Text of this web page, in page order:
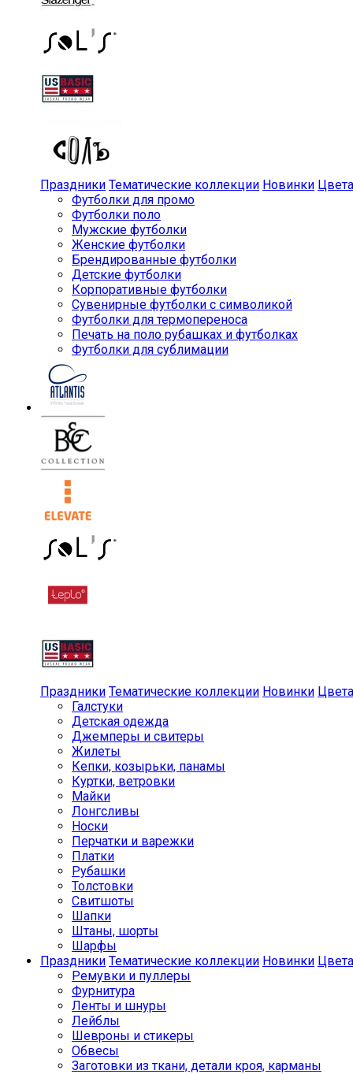
Праздники Тематические коллекции Новинки Цвета
Футболки для промо
Футболки поло
Мужские футболки
Женские футболки
Брендированные футболки
Детские футболки
Корпоративные футболки
Сувенирные футболки с символикой
Футболки для термопереноса
Печать на поло рубашках и футболках
Футболки для сублимации
Праздники Тематические коллекции Новинки Цвета
Галстуки
Детская одежда
Джемперы и свитеры
Жилеты
Кепки, козырьки, панамы
Куртки, ветровки
Майки
Лонгсливы
Носки
Перчатки и варежки
Платки
Рубашки
Толстовки
Свитшоты
Шапки
Штаны, шорты
Шарфы
Праздники Тематические коллекции Новинки Цвета
Ремувки и пуллеры
Фурнитура
Ленты и шнуры
Лейблы
Шевроны и стикеры
Обвесы
Заготовки из ткани, детали кроя, карманы